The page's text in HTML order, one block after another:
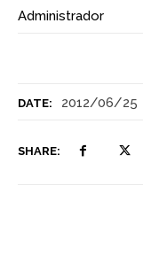
DATE: 2012/06/25
SHARE:
Administrador